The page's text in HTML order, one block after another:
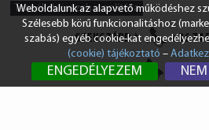
SZEKSZÁRD +36 74
BUDAPEST +36 1
Termékek összehasonlítása
Weboldalunk az alapvető működéshez
Szélesebb körű funkcionalitáshoz
szabás) egyéb cookie-kat
(cookie) tájékoztató –
ENGEDÉLYEZEM